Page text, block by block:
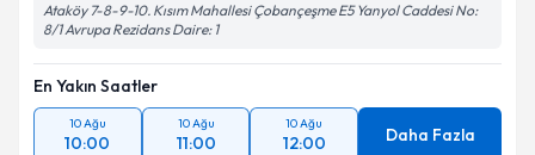
Ataköy 7-8-9-10. Kısım Mahallesi Çobançeşme E5 Yanyol Caddesi No:
8/1 Avrupa Rezidans Daire: 1
En Yakın Saatler
10 Ağu
10:00
10 Ağu
11:00
10 Ağu
12:00 Daha Fazla